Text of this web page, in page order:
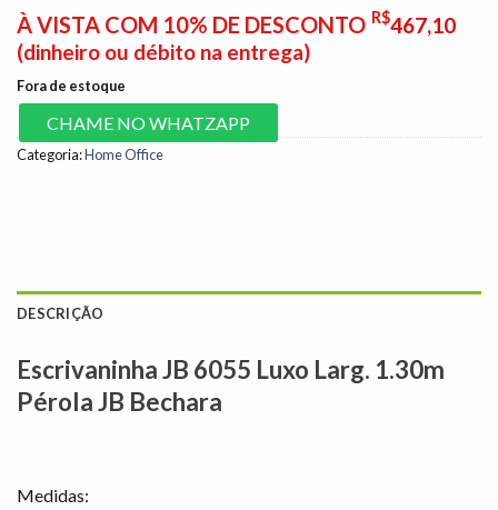
À VISTA COM 10% DE DESCONTO R$467,10
(dinheiro ou débito na entrega)
Fora de estoque
CHAME NO WHATZAPP
Categoria:Home Office
DESCRIÇÃO
Escrivaninha JB 6055 Luxo Larg. 1.30m
Pérola JB Bechara
Medidas: